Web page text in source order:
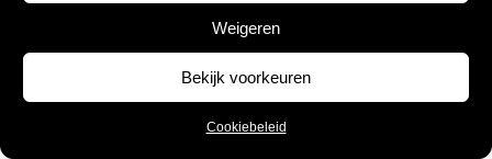
Weigeren
Bekijk voorkeuren
Cookiebeleid